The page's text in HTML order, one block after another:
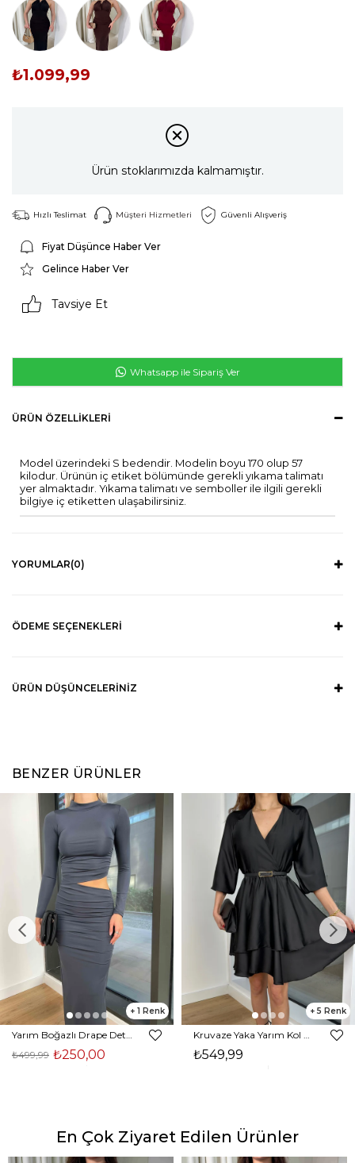
₺1.099,99
Ürün stoklarımızda kalmamıştır.
Hızlı Teslimat Müşteri Hizmetleri Güvenli Alışveriş
Fiyat Düşünce Haber Ver
Gelince Haber Ver
Tavsiye Et
Whatsapp ile Sipariş Ver
ÜRÜN ÖZELLIKLERI
Model üzerindeki S bedendir. Modelin boyu 170 olup 57
kilodur. Ürünün iç etiket bölümünde gerekli yıkama talimatı
yer almaktadır. Yıkama talimatı ve semboller ile ilgili gerekli
bilgiye iç etiketten ulaşabilirsiniz.
YORUMLAR(0)
ÖDEME SEÇENEKLERI
ÜRÜN DÜŞÜNCELERINIZ
BENZER ÜRÜNLER
1
₺250,00
₺499,99
5
₺549,99
En Çok Ziyaret Edilen Ürünler